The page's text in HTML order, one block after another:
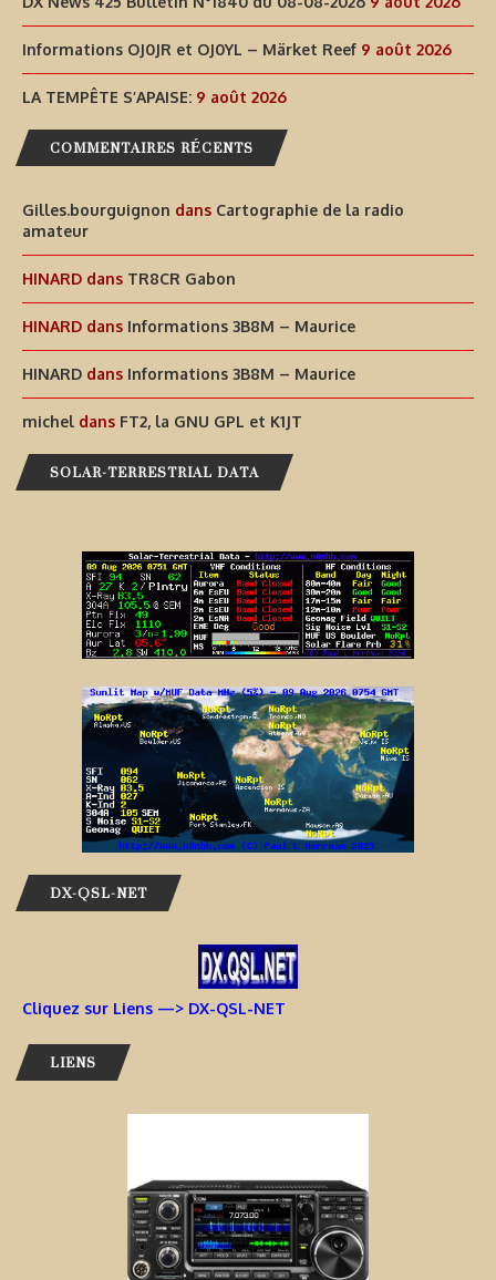
Informations OJ0JR et OJ0YL – Märket Reef 9 août 2026
LA TEMPÊTE S’APAISE: 9 août 2026
COMMENTAIRES RÉCENTS
Gilles.bourguignon dans Cartographie de la radio
amateur
HINARD dans TR8CR Gabon
HINARD dans Informations 3B8M – Maurice
HINARD dans Informations 3B8M – Maurice
michel dans FT2, la GNU GPL et K1JT
SOLAR-TERRESTRIAL DATA
DX-QSL-NET
Cliquez sur Liens —> DX-QSL-NET
LIENS